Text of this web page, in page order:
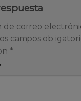
de correo
campos
*